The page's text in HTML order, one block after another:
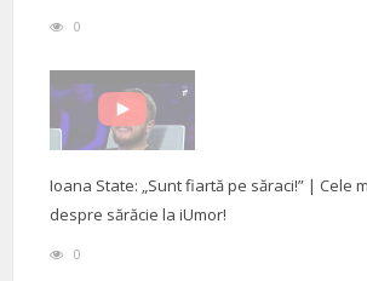
0
Ioana State: „Sunt fiartă pe săraci!” | Cele
despre sărăcie la iUmor!
0